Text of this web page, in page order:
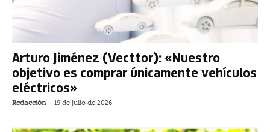
Arturo Jiménez (Vecttor): «Nuestro
objetivo es comprar únicamente vehículos
eléctricos»
Redacción - 19 de julio de 2026